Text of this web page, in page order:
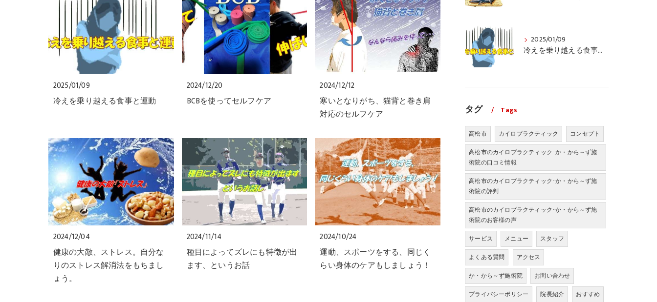
2025/01/09
冷えを乗り越える食事と運動
2024/12/20
BCBを使ってセルフケア
2024/12/12
寒いとなりがち、猫背と巻き肩
対応のセルフケア
2024/12/04
健康の大敵、ストレス。自分な
りのストレス解消法をもちまし
ょう。
2024/11/14
種目によってズレにも特徴が出
ます、というお話
2024/10/24
運動、スポーツをする、同じく
らい身体のケアもしましょう！
2025/01/09
冷えを乗り越える食事と運動
タグ Tags
高松市 カイロプラクティック
コンセプト
高松市のカイロプラクティック･か・から～ず施
術院の口コミ情報
高松市のカイロプラクティック･か・から～ず施
術院の評判
高松市のカイロプラクティック･か・から～ず施
術院のお客様の声
サービス
メニュー
スタッフ
よくある質問
アクセス
か・から～ず施術院
お問い合わせ
プライバシーポリシー
院長紹介
おすすめ